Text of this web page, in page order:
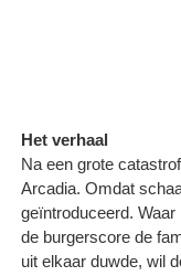
Het verhaal
Na een grote
Arcadia. Omdat
geïntroduceerd.
de burgerscore de
uit elkaar duwde, wil